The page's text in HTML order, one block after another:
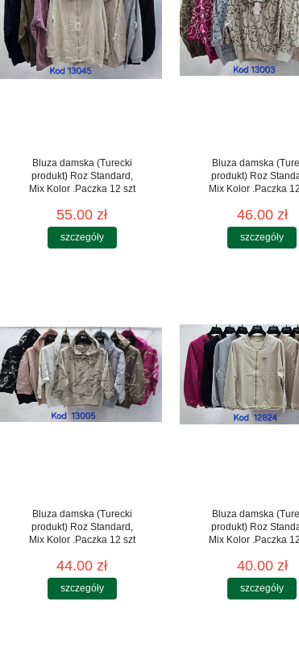
Bluza damska (Turecki
produkt) Roz Standard,
Mix Kolor .Paczka 12 szt
55.00 zł
szczegóły
Bluza damska
produkt) Roz
Mix Kolor .Paczka
46.00 zł
szczegóły
Bluza damska (Turecki
produkt) Roz Standard,
Mix Kolor .Paczka 12 szt
44.00 zł
szczegóły
Bluza damska
produkt) Roz
Mix Kolor .Paczka
40.00 zł
szczegóły